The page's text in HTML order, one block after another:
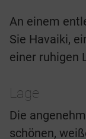
An einem
Sie Havaiki,
einer ruhigen
Lage
Die
schönen,